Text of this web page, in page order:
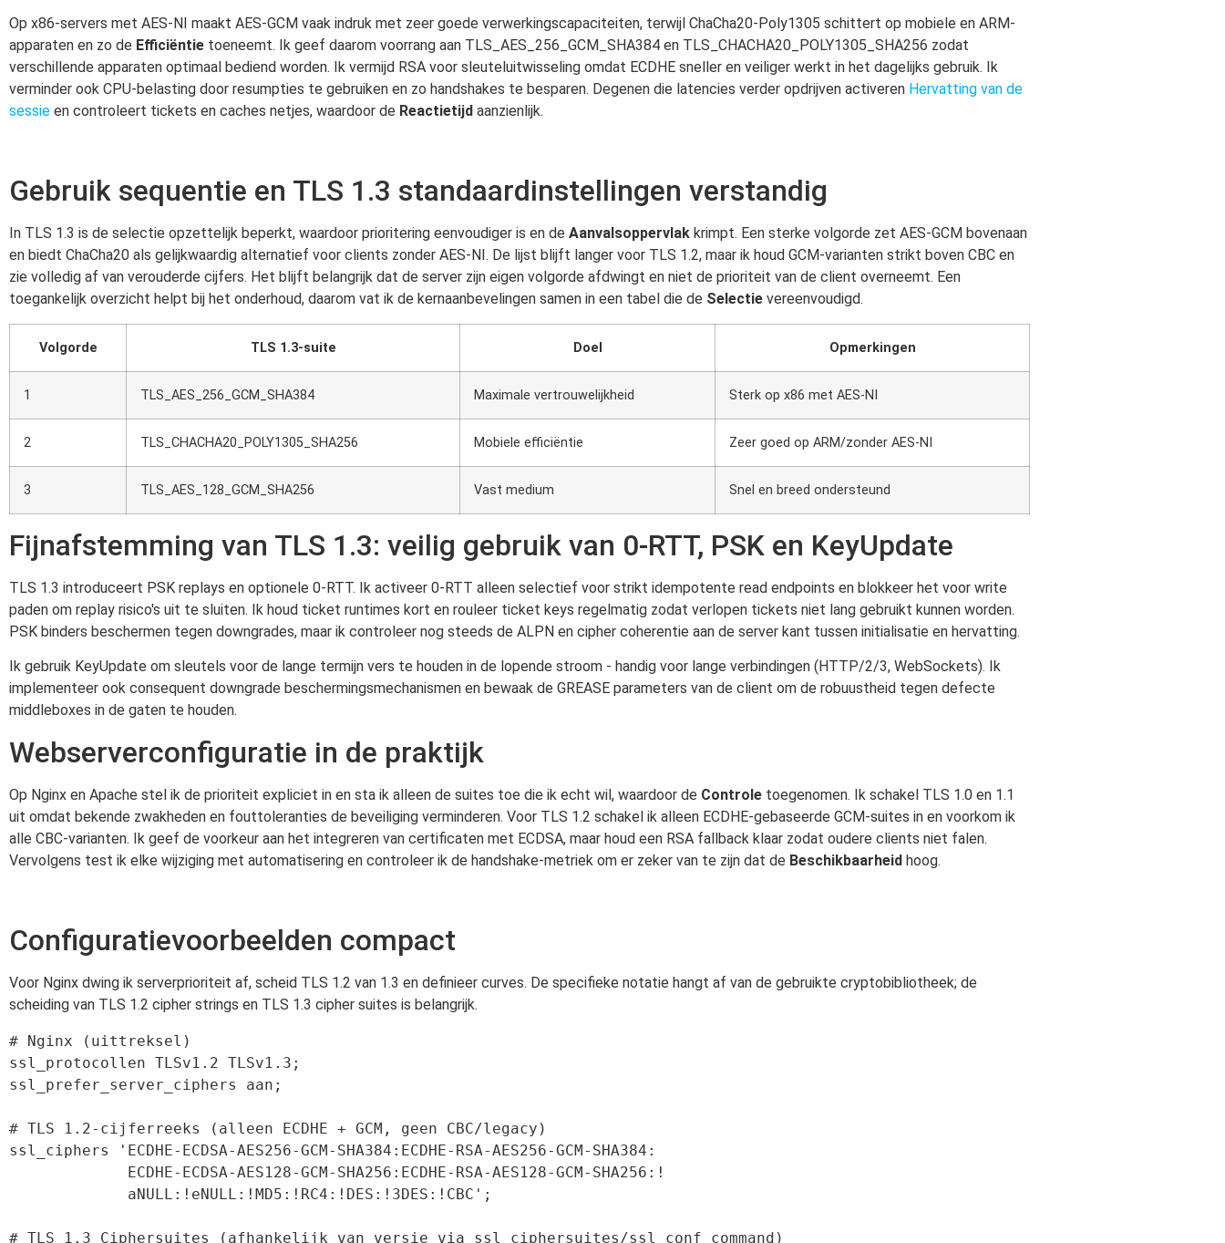
Op x86-servers met AES-NI maakt AES-GCM vaak indruk met zeer goede verwerkingscapaciteiten, terwijl ChaCha20-Poly1305 schittert op mobiele en ARM-
apparaten en zo de Efficiëntie toeneemt. Ik geef daarom voorrang aan TLS_AES_256_GCM_SHA384 en TLS_CHACHA20_POLY1305_SHA256 zodat
verschillende apparaten optimaal bediend worden. Ik vermijd RSA voor sleuteluitwisseling omdat ECDHE sneller en veiliger werkt in het dagelijks gebruik. Ik
verminder ook CPU-belasting door resumpties te gebruiken en zo handshakes te besparen. Degenen die latencies verder opdrijven activeren Hervatting van de
sessie en controleert tickets en caches netjes, waardoor de Reactietijd aanzienlijk.
Gebruik sequentie en TLS 1.3 standaardinstellingen verstandig
In TLS 1.3 is de selectie opzettelijk beperkt, waardoor prioritering eenvoudiger is en de Aanvalsoppervlak krimpt. Een sterke volgorde zet AES-GCM bovenaan
en biedt ChaCha20 als gelijkwaardig alternatief voor clients zonder AES-NI. De lijst blijft langer voor TLS 1.2, maar ik houd GCM-varianten strikt boven CBC en
zie volledig af van verouderde cijfers. Het blijft belangrijk dat de server zijn eigen volgorde afdwingt en niet de prioriteit van de client overneemt. Een
toegankelijk overzicht helpt bij het onderhoud, daarom vat ik de kernaanbevelingen samen in een tabel die de Selectie vereenvoudigd.
Volgorde TLS 1.3-suite Doel Opmerkingen
1 TLS_AES_256_GCM_SHA384 Maximale vertrouwelijkheid Sterk op x86 met AES-NI
2 TLS_CHACHA20_POLY1305_SHA256 Mobiele efficiëntie Zeer goed op ARM/zonder AES-NI
3 TLS_AES_128_GCM_SHA256 Vast medium Snel en breed ondersteund
Fijnafstemming van TLS 1.3: veilig gebruik van 0-RTT, PSK en KeyUpdate
TLS 1.3 introduceert PSK replays en optionele 0-RTT. Ik activeer 0-RTT alleen selectief voor strikt idempotente read endpoints en blokkeer het voor write
paden om replay risico's uit te sluiten. Ik houd ticket runtimes kort en rouleer ticket keys regelmatig zodat verlopen tickets niet lang gebruikt kunnen worden.
PSK binders beschermen tegen downgrades, maar ik controleer nog steeds de ALPN en cipher coherentie aan de server kant tussen initialisatie en hervatting.
Ik gebruik KeyUpdate om sleutels voor de lange termijn vers te houden in de lopende stroom - handig voor lange verbindingen (HTTP/2/3, WebSockets). Ik
implementeer ook consequent downgrade beschermingsmechanismen en bewaak de GREASE parameters van de client om de robuustheid tegen defecte
middleboxes in de gaten te houden.
Webserverconfiguratie in de praktijk
Op Nginx en Apache stel ik de prioriteit expliciet in en sta ik alleen de suites toe die ik echt wil, waardoor de Controle toegenomen. Ik schakel TLS 1.0 en 1.1
uit omdat bekende zwakheden en fouttoleranties de beveiliging verminderen. Voor TLS 1.2 schakel ik alleen ECDHE-gebaseerde GCM-suites in en voorkom ik
alle CBC-varianten. Ik geef de voorkeur aan het integreren van certificaten met ECDSA, maar houd een RSA fallback klaar zodat oudere clients niet falen.
Vervolgens test ik elke wijziging met automatisering en controleer ik de handshake-metriek om er zeker van te zijn dat de Beschikbaarheid hoog.
Configuratievoorbeelden compact
Voor Nginx dwing ik serverprioriteit af, scheid TLS 1.2 van 1.3 en definieer curves. De specifieke notatie hangt af van de gebruikte cryptobibliotheek; de
scheiding van TLS 1.2 cipher strings en TLS 1.3 cipher suites is belangrijk.
# Nginx (uittreksel)
ssl_protocollen TLSv1.2 TLSv1.3;
ssl_prefer_server_ciphers aan;
# TLS 1.2-cijferreeks (alleen ECDHE + GCM, geen CBC/legacy)
ssl_ciphers 'ECDHE-ECDSA-AES256-GCM-SHA384:ECDHE-RSA-AES256-GCM-SHA384:
# TLS 1.3 Ciphersuites (afhankelijk van versie via ssl_ciphersuites/ssl_conf_command)